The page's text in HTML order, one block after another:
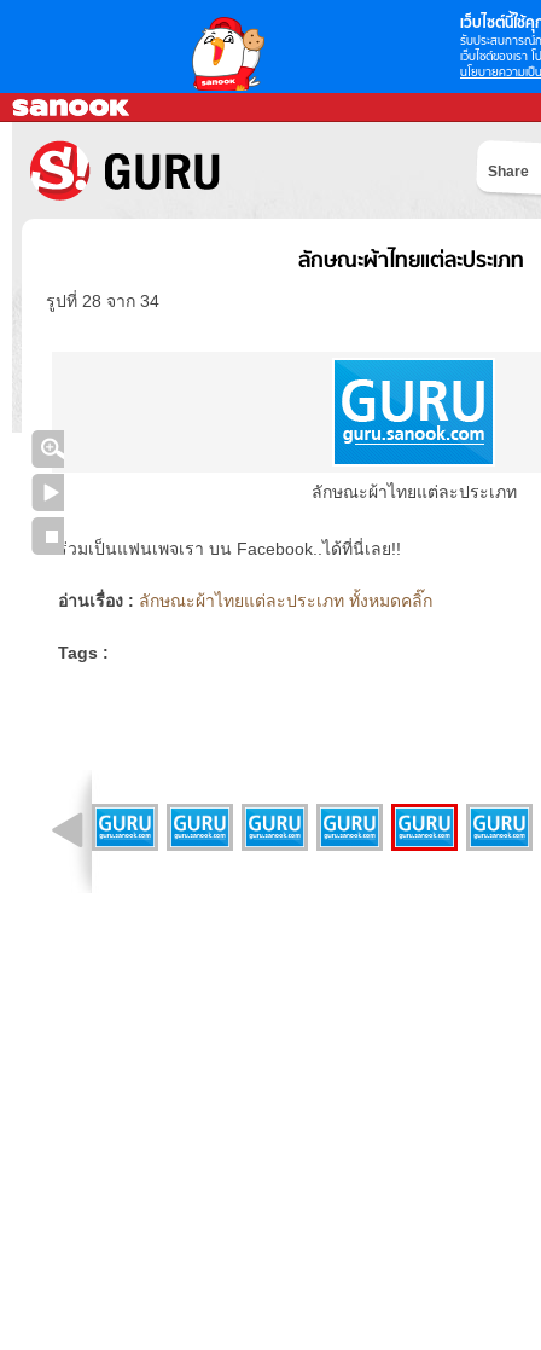
เว็บไซต์นี้ใช้คุ
รับประสบการณ์
เว็บไซต์ของเรา
นโยบายความเป็
Share
ลักษณะผ้าไทยแต่ละประเภท
รูปที่ 28 จาก 34
ลักษณะผ้าไทยแต่ละประเภท
ร่วมเป็นแฟนเพจเรา บน Facebook..ได้ที่นี่เลย!!
อ่านเรื่อง : ลักษณะผ้าไทยแต่ละประเภท ทั้งหมดคลิ๊ก
Tags :